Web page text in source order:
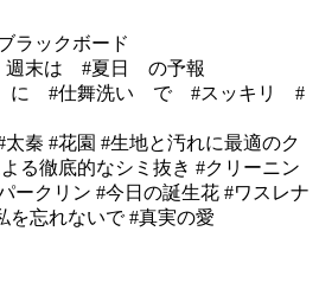
ラックボード
週末は #夏日 の予報
に #仕舞洗い で #スッキリ #
太秦 #花園 #生地と汚れに最適のク
る徹底的なシミ抜き #クリーニン
ークリン #今日の誕生花 #ワスレナ
を忘れないで #真実の愛